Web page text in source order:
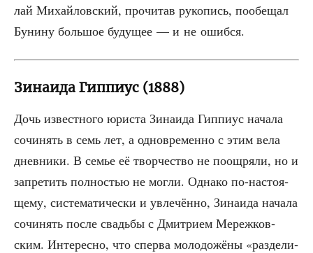
лай Михай­лов­ский, про­чи­тав руко­пись, пообе­щал
Буни­ну боль­шое буду­щее — и не ошибся.
Зинаида Гиппиус (1888)
Дочь извест­но­го юри­ста Зина­и­да Гип­пи­ус нача­ла
сочи­нять в семь лет, а одно­вре­мен­но с этим вела
днев­ни­ки. В семье её твор­че­ство не поощ­ря­ли, но и
запре­тить пол­но­стью не мог­ли. Одна­ко по-насто­я­
ще­му, систе­ма­ти­че­ски и увле­чён­но, Зина­и­да нача­ла
сочи­нять после сва­дьбы с Дмит­ри­ем Мереж­ков­
ским. Инте­рес­но, что спер­ва моло­до­жё­ны «раз­де­ли­